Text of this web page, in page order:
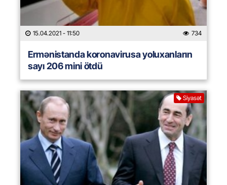
15.04.2021 - 11:50 734
Ermənistanda koronavirusa yoluxanların
sayı 206 mini ötdü
Siyasət